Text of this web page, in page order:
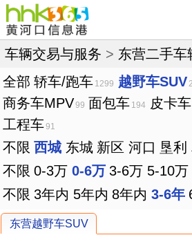
车辆交易与服务 > 东营二手车
全部 轿车/跑车 1299 越野车SUV
商务车MPV99 面包车 194 皮卡车
工程车91
不限 西城 东城 新区 河口 垦利
不限 0-3万 0-6万 3-6万 5-10万
不限 3年内 5年内 8年内 3-6年
东营越野车SUV